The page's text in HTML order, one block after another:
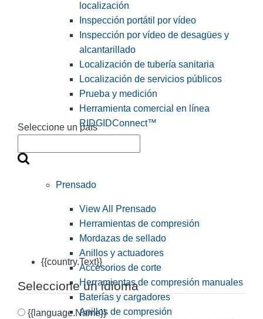
Seleccione un país
{{country.Text}}
Seleccione un idioma
{{language.Name}}
localización
Inspección portátil por vídeo
Inspección por vídeo de desagües y
alcantarillado
Localización de tubería sanitaria
Localización de servicios públicos
Prueba y medición
Herramienta comercial en línea
RIDGIDConnect™
Prensado
View All Prensado
Herramientas de compresión
Mordazas de sellado
Anillos y actuadores
Accesorios de corte
Herramientas de compresión manuales
Baterías y cargadores
Anillos de compresión